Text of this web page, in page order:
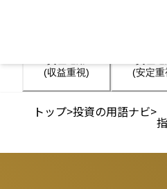
(収益重視)
(安定重
トップ>投資の用語ナビ>